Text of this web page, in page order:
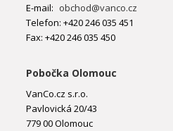
E-mail: obchod@vanco.cz
Telefon: +420 246 035 451
Fax: +420 246 035 450
Pobočka Olomouc
VanCo.cz s.r.o.
Pavlovická 20/43
779 00 Olomouc